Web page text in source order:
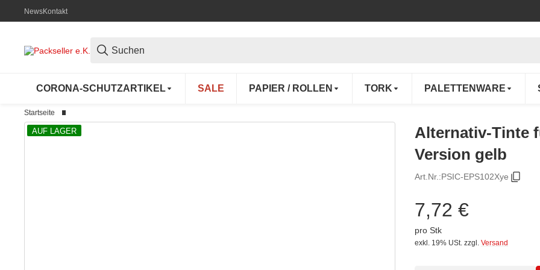
NewsKontakt
CORONA-SCHUTZARTIKEL SALE PAPIER / ROLLEN TORK PALETTENWARE
Startseite
AUF LAGER
Alternativ-Tinte
Version gelb
Art.Nr.:PSIC-EPS102Xye
7,72 €
pro Stk
exkl. 19% USt. zzgl. Versand